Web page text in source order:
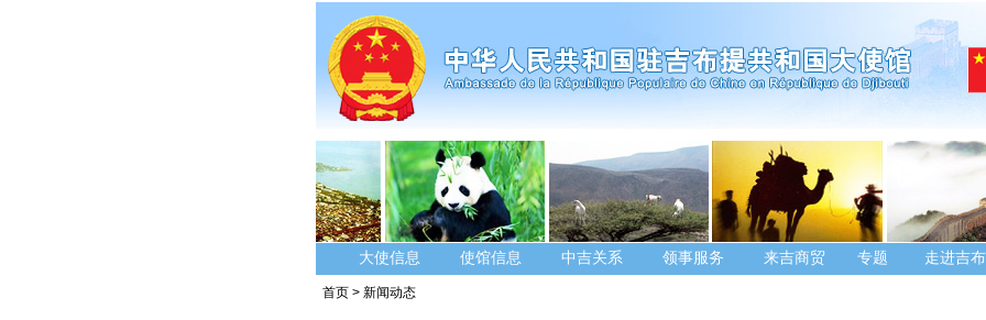
大使信息 使馆信息 中吉关系 领事服务 来吉商贸 专题 走进吉
首页 > 新闻动态